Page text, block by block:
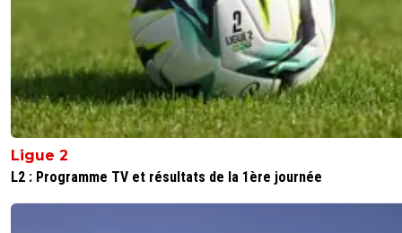
Ligue 2
L2 : Programme TV et résultats de la 1ère journée